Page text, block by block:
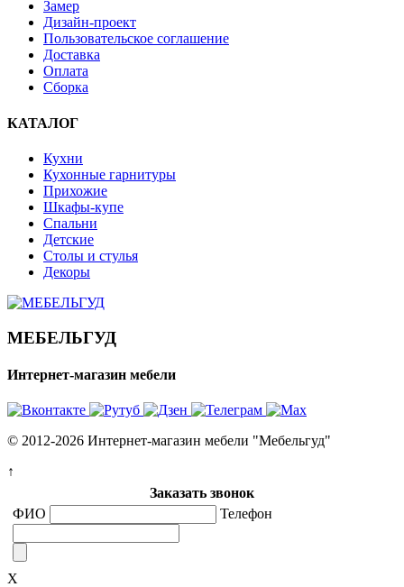
Замер
Дизайн-проект
Пользовательское соглашение
Доставка
Оплата
Сборка
КАТАЛОГ
Кухни
Кухонные гарнитуры
Прихожие
Шкафы-купе
Спальни
Детские
Столы и стулья
Декоры
МЕБЕЛЬГУД
Интернет-магазин мебели
© 2012-2026 Интернет-магазин мебели "Мебельгуд"
↑
Заказать звонок
ФИО
Телефон
X